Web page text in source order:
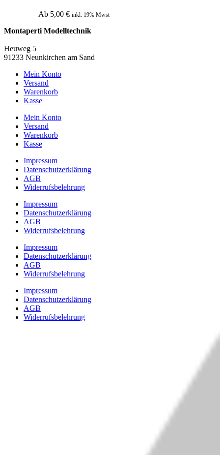
Ab 5,00 € inkl. 19% Mwst
Montaperti Modelltechnik
Heuweg 5
91233 Neunkirchen am Sand
Mein Konto
Versand
Warenkorb
Kasse
Mein Konto
Versand
Warenkorb
Kasse
Impressum
Datenschutzerklärung
AGB
Widerrufsbelehrung
Impressum
Datenschutzerklärung
AGB
Widerrufsbelehrung
Impressum
Datenschutzerklärung
AGB
Widerrufsbelehrung
Impressum
Datenschutzerklärung
AGB
Widerrufsbelehrung